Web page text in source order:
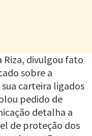
Riza, divulgou fato
sobre a
carteira ligados
pedido de
detalha a
de proteção dos